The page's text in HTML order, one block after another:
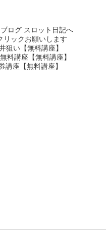
リックお願いします
狙い【無料講座】
料講座【無料講座】
講座【無料講座】